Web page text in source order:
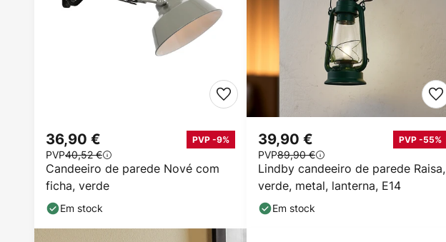
Candeeiro de parede Nové com
ficha, verde
36,90 € PVP -9%
PVP40,52 €
Em stock
Lindby candeeiro de parede Raisa,
verde, metal, lanterna, E14
39,90 € PVP -55%
PVP89,90 €
Em stock